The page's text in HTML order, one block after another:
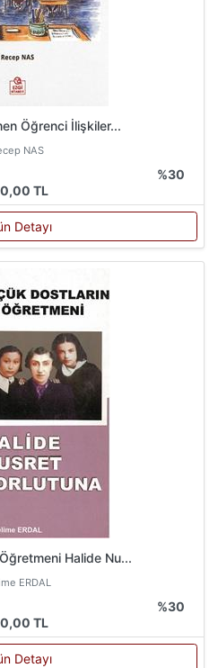
Öğrenci İlişkiler...
NAS
%30
TL
Detayı
Halide Nu...
ERDAL
%30
TL
Detayı